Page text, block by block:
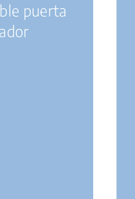
puerta